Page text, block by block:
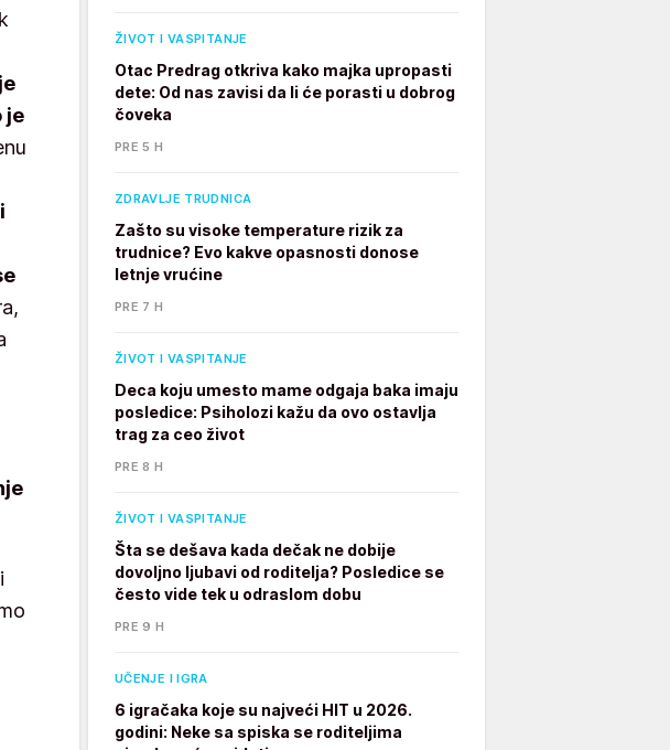
je
ŽIVOT I VASPITANJE
Otac Predrag otkriva kako majka upropasti
dete: Od nas zavisi da li će porasti u dobrog
čoveka
PRE 5 H
ZDRAVLJE TRUDNICA
Zašto su visoke temperature rizik za
trudnice? Evo kakve opasnosti donose
letnje vrućine
PRE 7 H
ŽIVOT I VASPITANJE
Deca koju umesto mame odgaja baka imaju
posledice: Psiholozi kažu da ovo ostavlja
trag za ceo život
PRE 8 H
ŽIVOT I VASPITANJE
Šta se dešava kada dečak ne dobije
dovoljno ljubavi od roditelja? Posledice se
često vide tek u odraslom dobu
PRE 9 H
UČENJE I IGRA
6 igračaka koje su najveći HIT u 2026.
godini: Neke sa spiska se roditeljima